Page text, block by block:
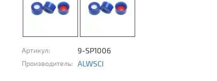
Артикул: 9-SP1006
Производитель: ALWSCI